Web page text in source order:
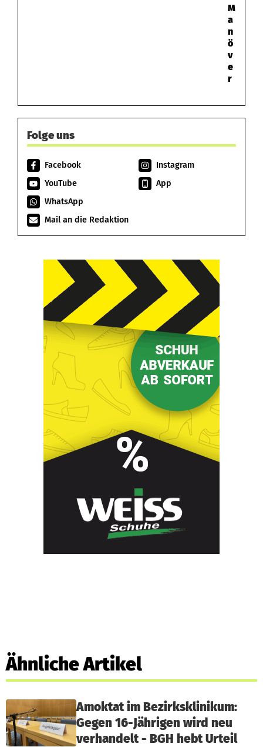
M
a
n
ö
v
e
r
Folge uns
Facebook
Instagram
YouTube
App
WhatsApp
Mail an die Redaktion
Ähnliche Artikel
Amoktat im Bezirksklinikum:
Gegen 16-Jährigen wird neu
verhandelt - BGH hebt Urteil